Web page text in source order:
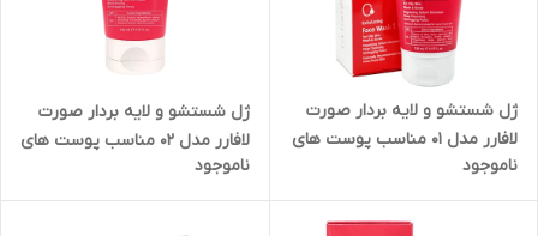
ژل شستشو و لایه بردار صورت
لافارر مدل 01 مناسب پوست های
چرب حجم 150 میلی لیتر
ناموجود
ژل شستشو و لایه بردار صورت
لافارر مدل 02 مناسب پوست های
معمولی حجم 150 میلی لیتر
ناموجود